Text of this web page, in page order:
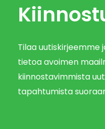
Tilaa uutiskirjeemme
tietoa avoimen
kiinnostavimmista
tapahtumista